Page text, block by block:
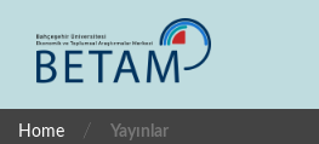
Home / Yayınlar